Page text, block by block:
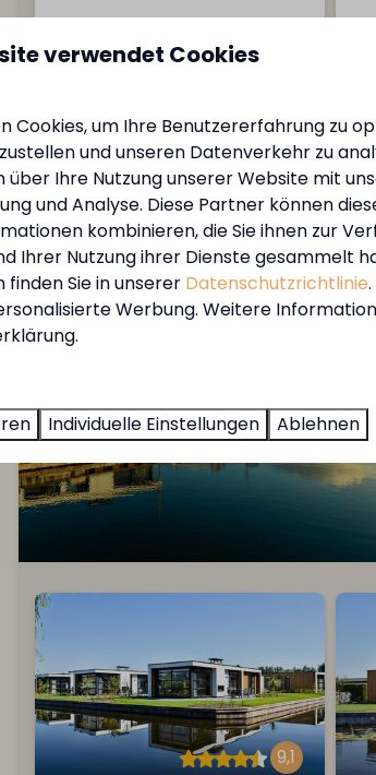
Ansehen
MarinaPark Residentie
9,1
verwendet Cookies
Cookies, um Ihre Benutzererfahrung zu
und unseren Datenverkehr zu
Ihre Nutzung unserer Website mit
und Analyse. Diese Partner können
kombinieren, die Sie ihnen zur
Ihrer Nutzung ihrer Dienste gesammelt
Sie in unserer Datenschutzrichtlinie.
Werbung. Weitere
Individuelle Einstellungen Ablehnen